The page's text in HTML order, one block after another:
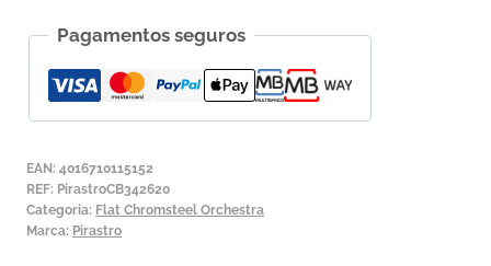
para
Contrabaixo
Pirastro
Chromsteel
Orchestra
4ª
Pagamentos seguros
EAN: 4016710115152
REF: PirastroCB342620
Categoria: Flat Chromsteel Orchestra
Marca: Pirastro